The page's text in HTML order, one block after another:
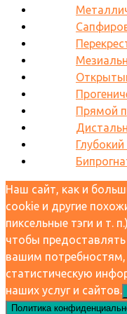
Прямой
Глубокий
Наш сайт, как и
cookie и другие
пиксельные тэги и т.
чтобы
вашим потребностям,
статистическую
наших услуг и сайтов.
Политика